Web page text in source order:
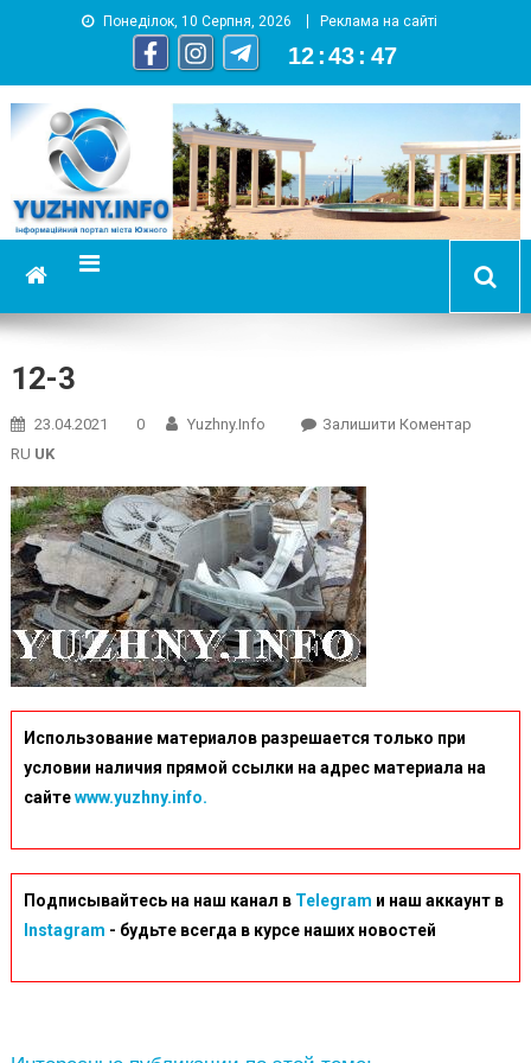
Понеділок, 10 Серпня, 2026 Реклама на сайті
12 :43 : 48
YUZHNY.INFO
информационный портал города Южный
12-3
23.04.2021 0 Yuzhny.info Залишити КоментарOn
RU UK
Использование материалов разрешается только при
условии наличия прямой ссылки на адрес материала на
сайтеwww.yuzhny.info.
Подписывайтесь на наш канал в Telegram и наш аккаунт в
Instagram - будьте всегда в курсе наших новостей